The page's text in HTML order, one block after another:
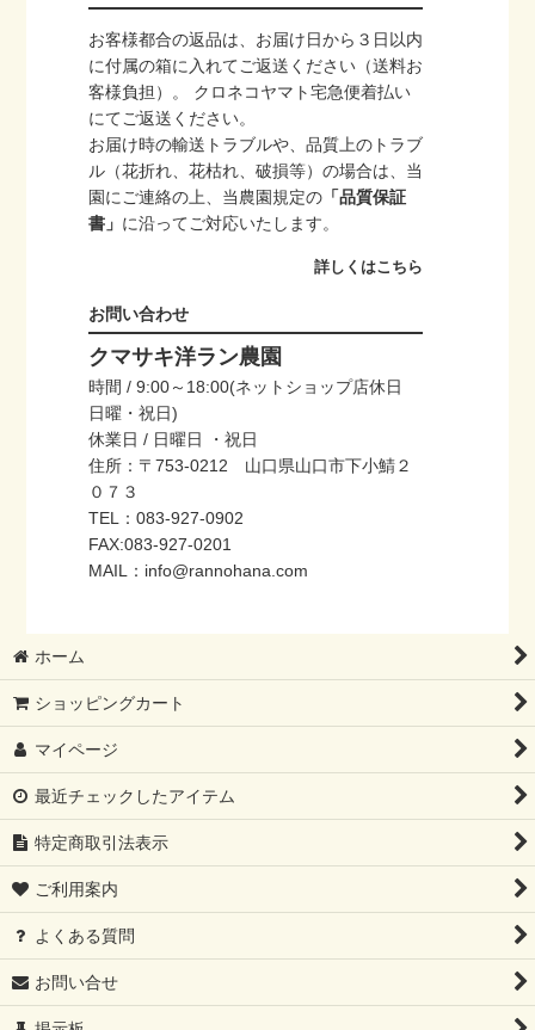
お客様都合の返品は、お届け日から３日以内
に付属の箱に入れてご返送ください（送料お
客様負担）。 クロネコヤマト宅急便着払い
にてご返送ください。
お届け時の輸送トラブルや、品質上のトラブ
ル（花折れ、花枯れ、破損等）の場合は、当
園にご連絡の上、当農園規定の 「品質保証
書」 に沿ってご対応いたします。
詳しくはこちら
お問い合わせ
クマサキ洋ラン農園
時間 / 9:00～18:00(ネットショップ店休日
日曜・祝日)
休業日 / 日曜日 ・祝日
住所：〒753-0212 山口県山口市下小鯖２
０７３
TEL：083-927-0902
FAX:083-927-0201
MAIL：info@rannohana.com
ホーム
ショッピングカート
マイページ
最近チェックしたアイテム
特定商取引法表示
ご利用案内
よくある質問
お問い合せ